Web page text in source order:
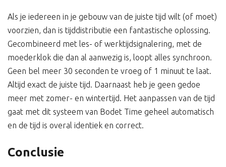
Als je iedereen in je gebouw van de juiste tijd wilt (of moet)
voorzien, dan is tijddistributie een fantastische oplossing.
Gecombineerd met les- of werktijdsignalering, met de
moederklok die dan al aanwezig is, loopt alles synchroon.
Geen bel meer 30 seconden te vroeg of 1 minuut te laat.
Altijd exact de juiste tijd. Daarnaast heb je geen gedoe
meer met zomer- en wintertijd. Het aanpassen van de tijd
gaat met dit systeem van Bodet Time geheel automatisch
en de tijd is overal identiek en correct.
Conclusie